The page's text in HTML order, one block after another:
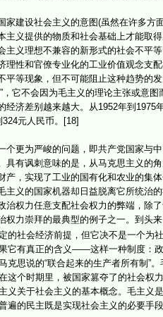
建设社会主义的意图(虽然在许多方
主义提供的物质和社会基础上才能取
主义理想不兼容的新形式的社会不平
理性和官僚专业化的工业价值观念支
平等现象，但不可能阻止这种趋势的
，它不会因为毛主义的理论主张或意
经济差别越来越大。从1952年到
元人民币。[18]
更为严峻的问题，即共产党国家与中
具有讽刺意味的是，从马克思主义的
产，实现了工业的国有化和农业的集
主义的国家机器却日益脱离它所统治
治权力任意支配社会权力的弊端，除
权力崇拜的最典型的例子之一。到头
的社会经济前提，但它决不是一个为
有真正的含义——这样一种制度：
克思说的“联合起来的生产者所有制”
这个时期里，被国家篡夺了的社会权
义关于社会主义的基本概念。毛主义
遍的民主既是实现社会主义的必要手